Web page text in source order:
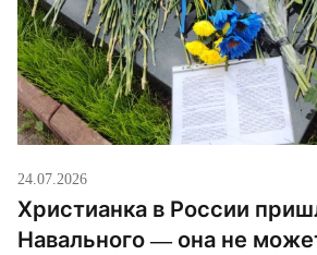
24.07.2026
Христианка в России
Навального — она не